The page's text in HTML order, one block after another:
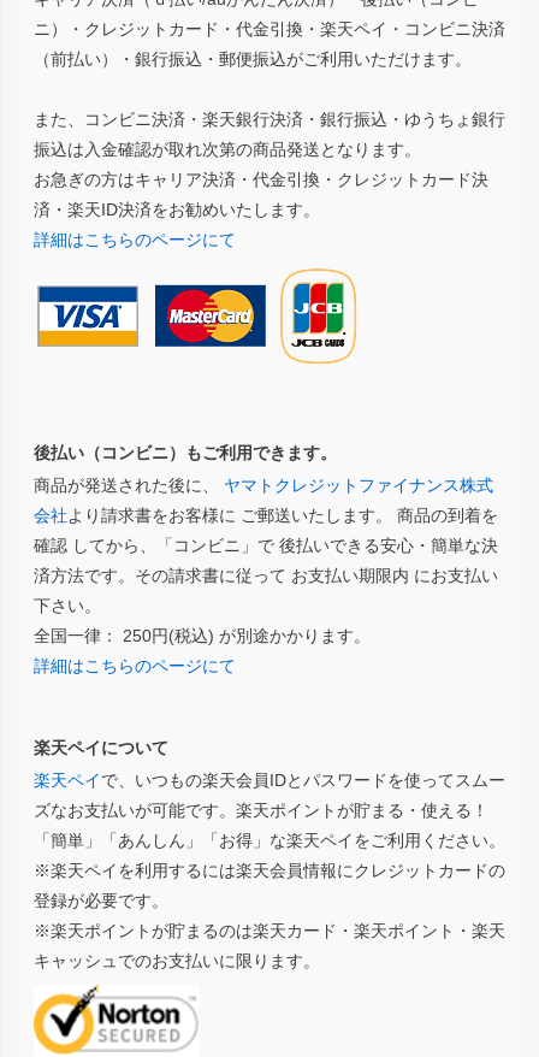
ニ）・クレジットカード・代金引換・楽天ペイ・コンビニ決済
（前払い）・銀行振込・郵便振込がご利用いただけます。
また、コンビニ決済・楽天銀行決済・銀行振込・ゆうちょ銀行
振込は入金確認が取れ次第の商品発送となります。
お急ぎの方はキャリア決済・代金引換・クレジットカード決
済・楽天ID決済をお勧めいたします。
詳細はこちらのページにて
後払い（コンビニ）もご利用できます。
商品が発送された後に、 ヤマトクレジットファイナンス株式
会社より請求書をお客様に ご郵送いたします。 商品の到着を
確認 してから、「コンビニ」で 後払いできる安心・簡単な決
済方法です。その請求書に従って お支払い期限内 にお支払い
下さい。
全国一律： 250円(税込) が別途かかります。
詳細はこちらのページにて
楽天ペイについて
楽天ペイで、いつもの楽天会員IDとパスワードを使ってスムー
ズなお支払いが可能です。楽天ポイントが貯まる・使える！
「簡単」「あんしん」「お得」な楽天ペイをご利用ください。
※楽天ペイを利用するには楽天会員情報にクレジットカードの
登録が必要です。
※楽天ポイントが貯まるのは楽天カード・楽天ポイント・楽天
キャッシュでのお支払いに限ります。